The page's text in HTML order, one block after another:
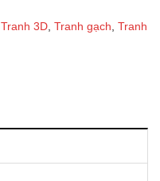
Tranh 3D, Tranh gạch, Tranh